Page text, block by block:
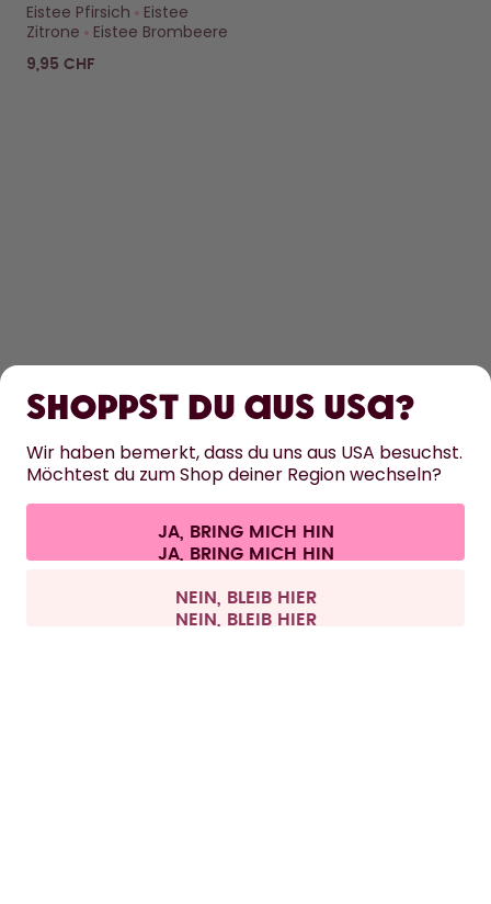
Eistee Pfirsich
Eistee
Zitrone
Eistee Brombeere
9,95 CHF
KONTAKT
Cookie-Einstellungen AGB Datenschutz
Alle Preise sind inklusive Mehrwertsteuer und zzgl. Versandkosten.
Shoppst du aus USA?
Wir haben bemerkt, dass du uns aus USA besuchst.
Möchtest du zum Shop deiner Region wechseln?
JA, BRING MICH HIN
NEIN, BLEIB HIER